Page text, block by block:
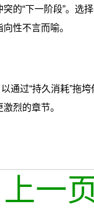
的“下一阶段”。
性不言而喻。
通过“持久消耗”拖
烈的章节。
上一